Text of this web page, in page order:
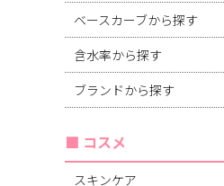
ベースカーブから探す
含水率から探す
ブランドから探す
コスメ
スキンケア